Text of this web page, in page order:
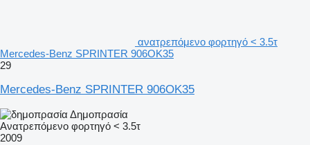
ανατρεπόμενο φορτηγό < 3.5τ
Mercedes-Benz SPRINTER 906OK35
29
Mercedes-Benz SPRINTER 906OK35
Δημοπρασία
Ανατρεπόμενο φορτηγό < 3.5τ
2009